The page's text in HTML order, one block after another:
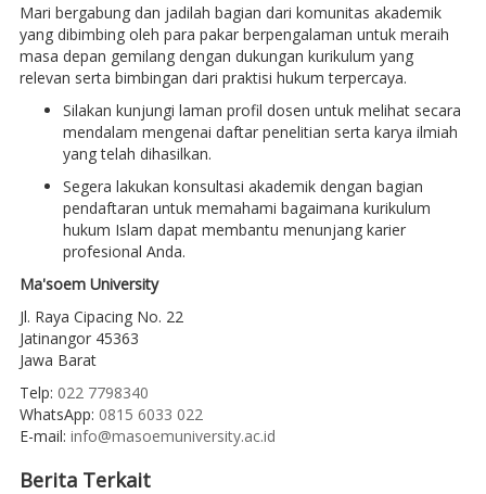
Mari bergabung dan jadilah bagian dari komunitas akademik
yang dibimbing oleh para pakar berpengalaman untuk meraih
masa depan gemilang dengan dukungan kurikulum yang
relevan serta bimbingan dari praktisi hukum terpercaya.
Silakan kunjungi laman profil dosen untuk melihat secara
mendalam mengenai daftar penelitian serta karya ilmiah
yang telah dihasilkan.
Segera lakukan konsultasi akademik dengan bagian
pendaftaran untuk memahami bagaimana kurikulum
hukum Islam dapat membantu menunjang karier
profesional Anda.
Ma'soem University
Jl. Raya Cipacing No. 22
Jatinangor 45363
Jawa Barat
Telp: 022 7798340
WhatsApp: 0815 6033 022
E-mail: info@masoemuniversity.ac.id
Berita Terkait